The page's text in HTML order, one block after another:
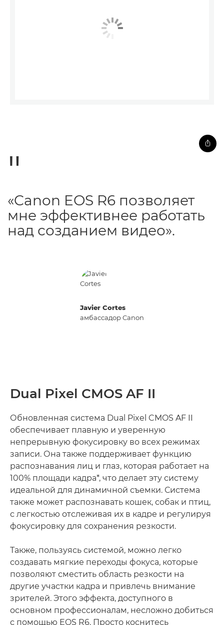
Javier Cortes
амбассадор Canon
«Canon EOS R6 позволяет
мне эффективнее работать
над созданием видео».
Dual Pixel CMOS AF II
Обновленная система Dual Pixel CMOS AF II
обеспечивает плавную и уверенную
непрерывную фокусировку во всех режимах
записи. Она также поддерживает функцию
распознавания лиц и глаз, которая работает на
100% площади кадра*, что делает эту систему
идеальной для динамичной съемки. Система
также может распознавать кошек, собак и птиц,
с легкостью отслеживая их в кадре и регулируя
фокусировку для сохранения резкости.
Также, пользуясь системой, можно легко
создавать мягкие переходы фокуса, которые
позволяют сместить область резкости на
другие участки кадра и привлечь внимание
зрителей. Этого эффекта, доступного в
основном профессионалам, несложно добиться
с помощью EOS R6. Просто коснитесь